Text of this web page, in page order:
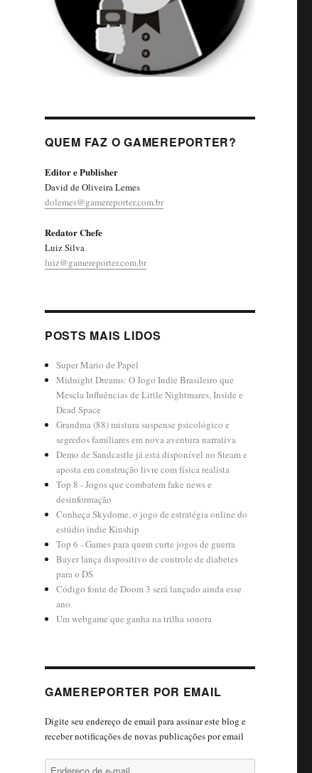
QUEM FAZ O GAMEREPORTER?
Editor e Publisher
David de Oliveira Lemes
dolemes@gamereporter.com.br
Redator Chefe
Luiz Silva
luiz@gamereporter.com.br
POSTS MAIS LIDOS
Super Mario de Papel
Midnight Dreams: O Jogo Indie Brasileiro que
Mescla Influências de Little Nightmares, Inside e
Dead Space
Grandma (88) mistura suspense psicológico e
segredos familiares em nova aventura narrativa
Demo de Sandcastle já está disponível no Steam e
aposta em construção livre com física realista
Top 8 - Jogos que combatem fake news e
desinformação
Conheça Skydome, o jogo de estratégia online do
estúdio indie Kinship
Top 6 - Games para quem curte jogos de guerra
Bayer lança dispositivo de controle de diabetes
para o DS
Código fonte de Doom 3 será lançado ainda esse
ano
Um webgame que ganha na trilha sonora
GAMEREPORTER POR EMAIL
Digite seu endereço de email para assinar este blog e
receber notificações de novas publicações por email
Endereço